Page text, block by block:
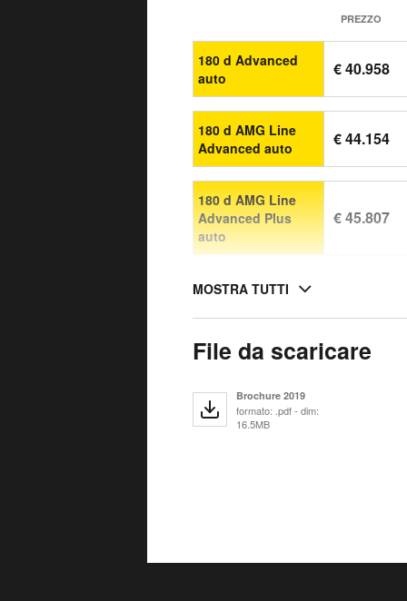
PREZZO
180 d Advanced
auto
€ 40.958
180 d AMG Line
Advanced auto
€ 44.154
180 d AMG Line
Advanced Plus
auto
€ 45.807
MOSTRA TUTTI
File da scaricare
Brochure 2019
formato: .pdf - dim:
16.5MB